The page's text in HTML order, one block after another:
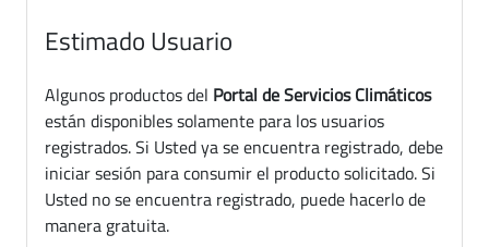
Estimado Usuario
Algunos productos del Portal de Servicios Climáticos
están disponibles solamente para los usuarios
registrados. Si Usted ya se encuentra registrado, debe
iniciar sesión para consumir el producto solicitado. Si
Usted no se encuentra registrado, puede hacerlo de
manera gratuita.